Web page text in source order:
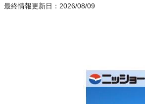
最終情報更新日：2026/08/09